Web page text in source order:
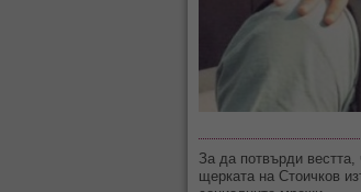
За да потвърди
щерката на Стоичков